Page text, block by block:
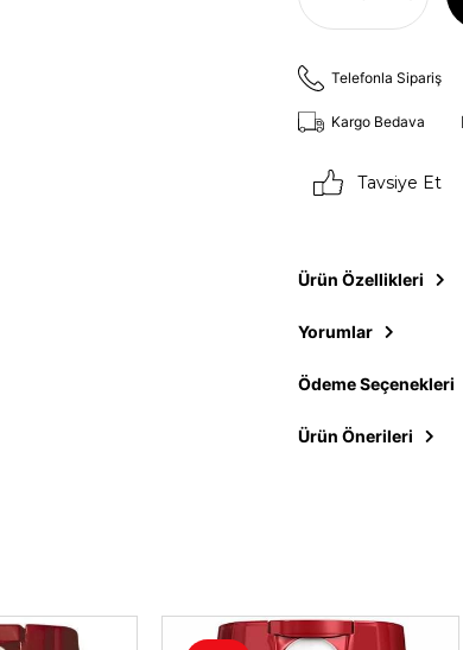
Telefonla Sipariş
Kargo Bedava
Tavsiye Et
Ürün Özellikleri
Yorumlar
Ödeme Seçenekleri
Ürün Önerileri